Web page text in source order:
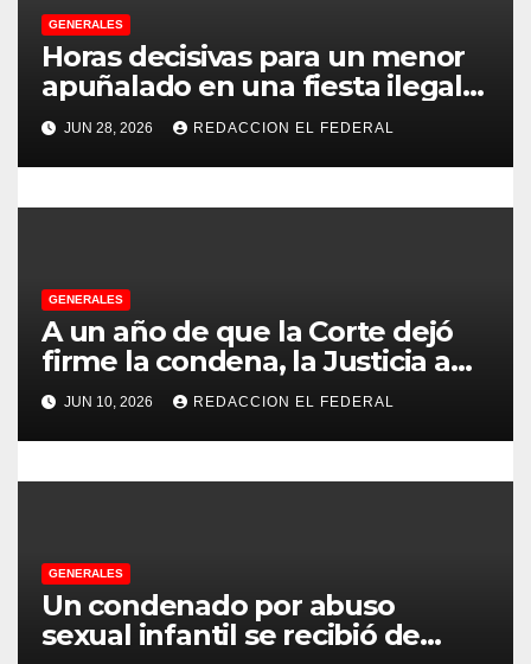
e
n
t
r
a
a
s
GENERALES
Horas decisivas para un menor
apuñalado en una fiesta ilegal
con más de 500 asistentes en
Chilecito
JUN 28, 2026 REDACCION EL FEDERAL
GENERALES
A un año de que la Corte dejó
firme la condena, la Justicia aún
no pudo decomisarle ni un peso
a CFK
JUN 10, 2026 REDACCION EL FEDERAL
GENERALES
Un condenado por abuso
sexual infantil se recibió de